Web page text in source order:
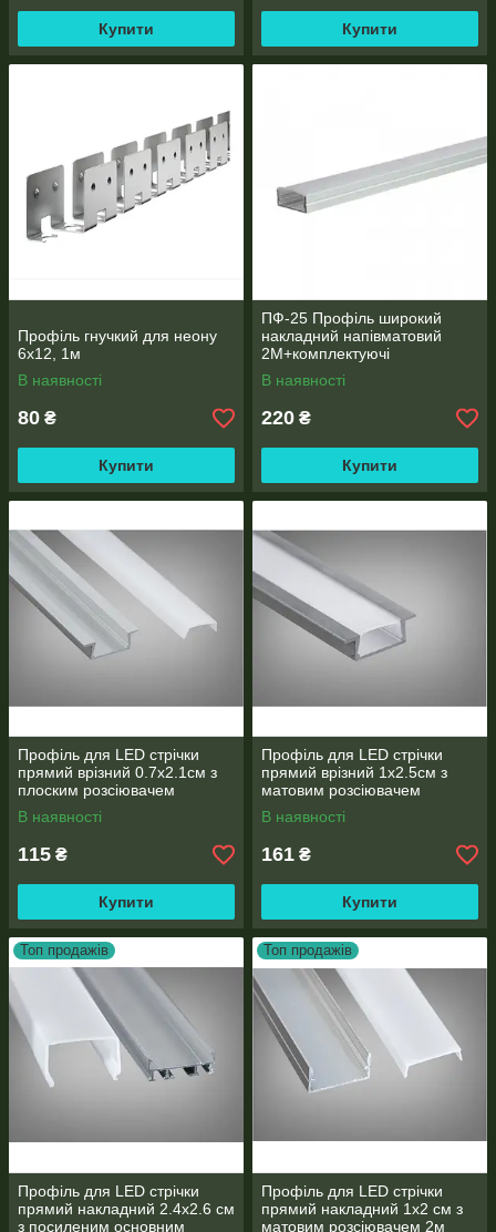
Купити Купити
Профіль гнучкий для неону
6x12, 1м
В наявності
80 ₴
Купити
ПФ-25 Профіль широкий
накладний напівматовий
2М+комплектуючі
В наявності
220 ₴
Купити
Профіль для LED стрічки
прямий врізний 0.7х2.1см з
плоским розсіювачем
В наявності
115 ₴
Купити
Профіль для LED стрічки
прямий врізний 1х2.5см з
матовим розсіювачем
В наявності
161 ₴
Купити
Топ продажів
Профіль для LED стрічки
прямий накладний 2.4х2.6 см
з посиленим основним
Топ продажів
Профіль для LED стрічки
прямий накладний 1х2 см з
матовим розсіювачем 2м